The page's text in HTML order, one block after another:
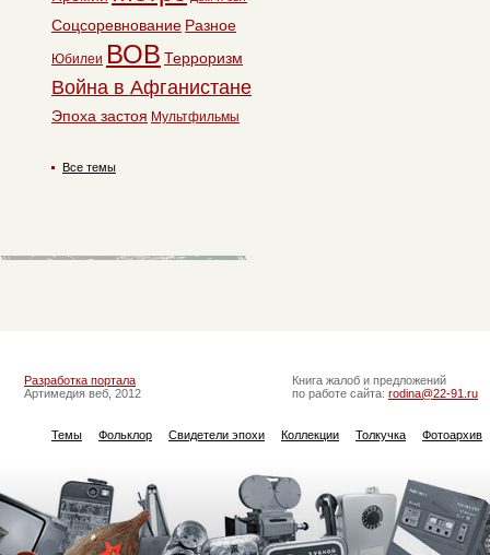
Соцсоревнование Разное
Юбилеи ВОВ Терроризм
Война в Афганистане
Эпоха застоя Мультфильмы
Все темы
Разработка портала
Артимедия веб, 2012
Книга жалоб и предложений
по работе сайта: rodina@22-91.ru
Темы Фольклор Свидетели эпохи Коллекции Толкучка Фотоархив